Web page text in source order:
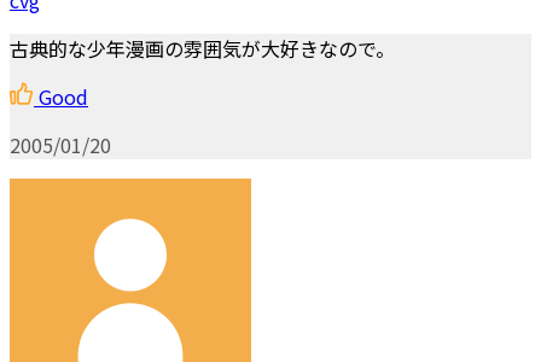
古典的な少年漫画の雰囲気が大好きなので。
Good
2005/01/20